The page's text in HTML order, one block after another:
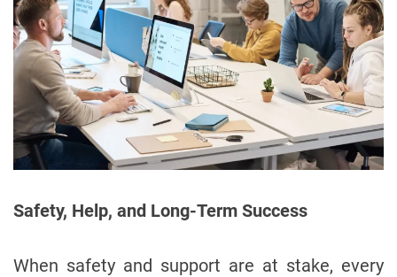
Safety, Help, and Long-Term Success
When safety and support are at stake, every